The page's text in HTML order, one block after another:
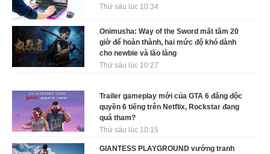
Thứ sáu lúc 10:34
Onimusha: Way of the Sword mất tầm 20
giờ để hoàn thành, hai mức độ khó dành
cho newbie và lão làng
Thứ sáu lúc 10:27
Trailer gameplay mới của GTA 6 đăng độc
quyền 6 tiếng trên Netflix, Rockstar đang
quá tham?
Thứ sáu lúc 10:15
GIANTESS PLAYGROUND vướng tranh